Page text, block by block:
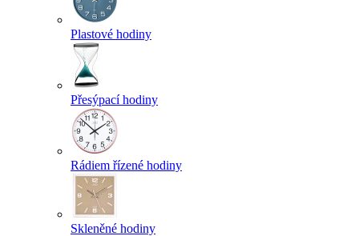
Plastové hodiny
Přesýpací hodiny
Rádiem řízené hodiny
Skleněné hodiny